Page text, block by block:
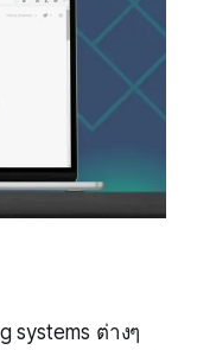
systems ต่างๆ